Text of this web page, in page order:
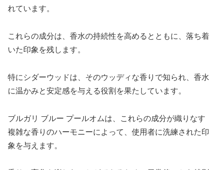
れています。
これらの成分は、香水の持続性を高めるとともに、落ち着
いた印象を残します。
特にシダーウッドは、そのウッディな香りで知られ、香水
に温かみと安定感を与える役割を果たしています。
ブルガリ ブルー プールオムは、これらの成分が織りなす
複雑な香りのハーモニーによって、使用者に洗練された印
象を与えます。